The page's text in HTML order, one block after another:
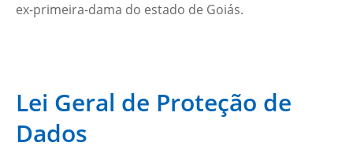
ex-primeira-dama do estado de Goiás.
Lei Geral de Proteção de
Dados